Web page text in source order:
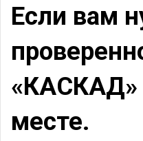
Если вам
«КАСКАД»
месте.